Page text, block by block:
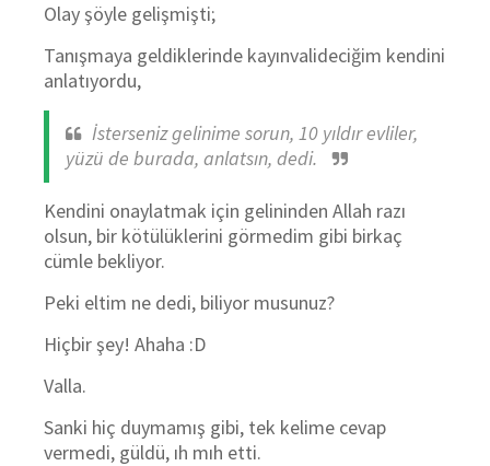
Olay şöyle gelişmişti;
Tanışmaya geldiklerinde kayınvalideciğim kendini
anlatıyordu,
İsterseniz gelinime sorun, 10 yıldır evliler,
yüzü de burada, anlatsın, dedi.
Kendini onaylatmak için gelininden Allah razı
olsun, bir kötülüklerini görmedim gibi birkaç
cümle bekliyor.
Peki eltim ne dedi, biliyor musunuz?
Hiçbir şey! Ahaha :D
Valla.
Sanki hiç duymamış gibi, tek kelime cevap
vermedi, güldü, ıh mıh etti.